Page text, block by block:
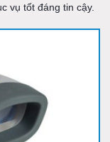
vụ tốt đáng tin cậy.